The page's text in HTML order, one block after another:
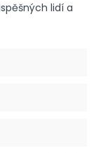
lidí a